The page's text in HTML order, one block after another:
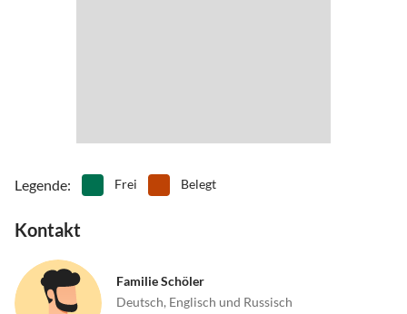
Legende: Frei Belegt
Kontakt
Familie Schöler
Deutsch, Englisch und Russisch